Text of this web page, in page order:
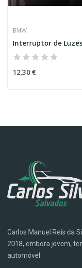
BMW
12,30 €
Carlos Manuel Reis da
2018, embora jovem,
automóvel.